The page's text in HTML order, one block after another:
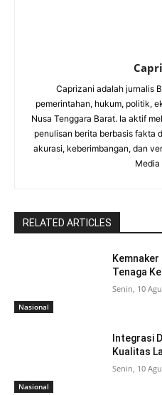
Caprizani adalah jurnalis
pemerintahan, hukum, politik,
Nusa Tenggara Barat. Ia aktif
penulisan berita berbasis fakta
akurasi, keberimbangan, dan
Media
RELATED ARTICLES
Nasional
Tenaga
Senin, 10
Nasional
Integrasi
Kualitas
Senin, 10